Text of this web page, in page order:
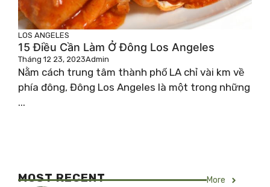
LOS ANGELES
15 Điều Cần Làm Ở Đông Los Angeles
Tháng 12 23, 2023Admin
Nằm cách trung tâm thành phố LA chỉ vài km về
phía đông, Đông Los Angeles là một trong những
...
MOST RECENT More